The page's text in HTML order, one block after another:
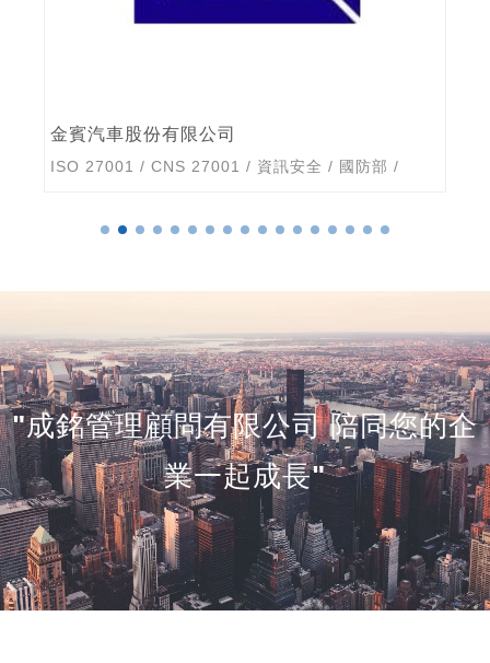
金賓汽車股份有限公司
ISO 27001 / CNS 27001 / 資訊安全 / 國防部 /
"成銘管理顧問有限公司 陪同您的企
業一起成長"